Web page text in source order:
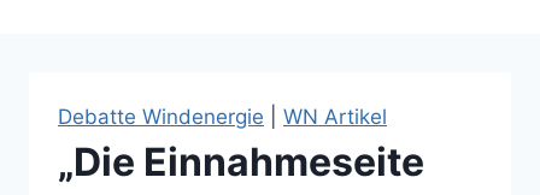
Debatte Windenergie WN Artikel
„Die Einnahmeseite